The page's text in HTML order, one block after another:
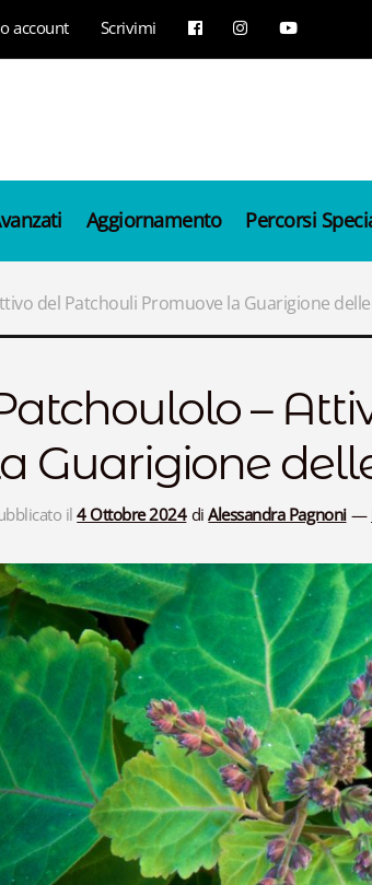
account Scrivimi
Aggiornamento Percorsi
del Patchouli Promuove la Guarigione
–
Guarigione
il4 Ottobre 2024 diAlessandra Pagnoni —